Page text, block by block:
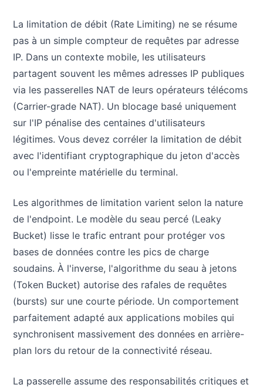
La limitation de débit (Rate Limiting) ne se résume
pas à un simple compteur de requêtes par adresse
IP. Dans un contexte mobile, les utilisateurs
partagent souvent les mêmes adresses IP publiques
via les passerelles NAT de leurs opérateurs télécoms
(Carrier-grade NAT). Un blocage basé uniquement
sur l'IP pénalise des centaines d'utilisateurs
légitimes. Vous devez corréler la limitation de débit
avec l'identifiant cryptographique du jeton d'accès
ou l'empreinte matérielle du terminal.
Les algorithmes de limitation varient selon la nature
de l'endpoint. Le modèle du seau percé (Leaky
Bucket) lisse le trafic entrant pour protéger vos
bases de données contre les pics de charge
soudains. À l'inverse, l'algorithme du seau à jetons
(Token Bucket) autorise des rafales de requêtes
(bursts) sur une courte période. Un comportement
parfaitement adapté aux applications mobiles qui
synchronisent massivement des données en arrière-
plan lors du retour de la connectivité réseau.
La passerelle assume des responsabilités critiques et